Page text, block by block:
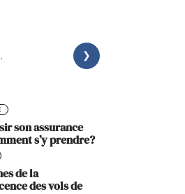
son assurance
s’y prendre?
de la
des vols de